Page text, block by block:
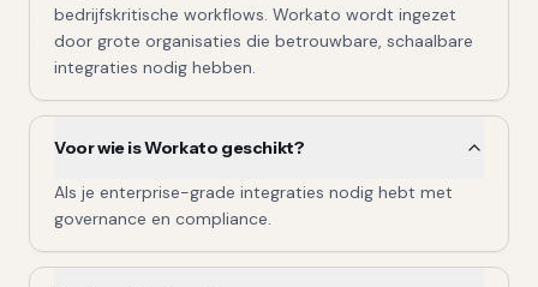
bedrijfskritische workflows. Workato wordt ingezet
door grote organisaties die betrouwbare, schaalbare
integraties nodig hebben.
Voor wie is Workato geschikt?
Als je enterprise-grade integraties nodig hebt met
governance en compliance.